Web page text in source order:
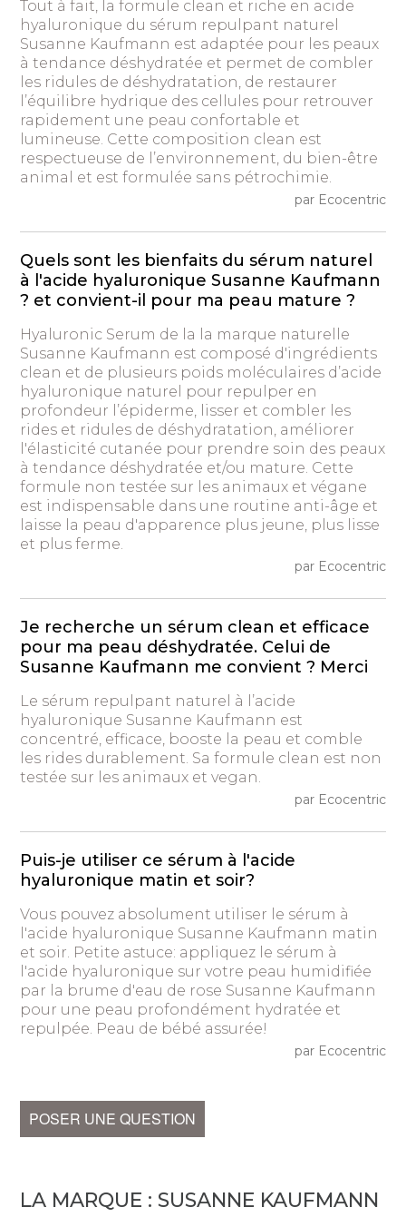
Tout à fait, la formule clean et riche en acide
hyaluronique du sérum repulpant naturel
Susanne Kaufmann est adaptée pour les peaux
à tendance déshydratée et permet de combler
les ridules de déshydratation, de restaurer
l’équilibre hydrique des cellules pour retrouver
rapidement une peau confortable et
lumineuse. Cette composition clean est
respectueuse de l’environnement, du bien-être
animal et est formulée sans pétrochimie.
par Ecocentric
Quels sont les bienfaits du sérum naturel
à l'acide hyaluronique Susanne Kaufmann
? et convient-il pour ma peau mature ?
Hyaluronic Serum de la la marque naturelle
Susanne Kaufmann est composé d'ingrédients
clean et de plusieurs poids moléculaires d’acide
hyaluronique naturel pour repulper en
profondeur l’épiderme, lisser et combler les
rides et ridules de déshydratation, améliorer
l'élasticité cutanée pour prendre soin des peaux
à tendance déshydratée et/ou mature. Cette
formule non testée sur les animaux et végane
est indispensable dans une routine anti-âge et
laisse la peau d'apparence plus jeune, plus lisse
et plus ferme.
par Ecocentric
Je recherche un sérum clean et efficace
pour ma peau déshydratée. Celui de
Susanne Kaufmann me convient ? Merci
Le sérum repulpant naturel à l’acide
hyaluronique Susanne Kaufmann est
concentré, efficace, booste la peau et comble
les rides durablement. Sa formule clean est non
testée sur les animaux et vegan.
par Ecocentric
Puis-je utiliser ce sérum à l'acide
hyaluronique matin et soir?
Vous pouvez absolument utiliser le sérum à
l'acide hyaluronique Susanne Kaufmann matin
et soir. Petite astuce: appliquez le sérum à
l'acide hyaluronique sur votre peau humidifiée
par la brume d'eau de rose Susanne Kaufmann
pour une peau profondément hydratée et
repulpée. Peau de bébé assurée!
par Ecocentric
POSER UNE QUESTION
LA MARQUE :SUSANNE KAUFMANN